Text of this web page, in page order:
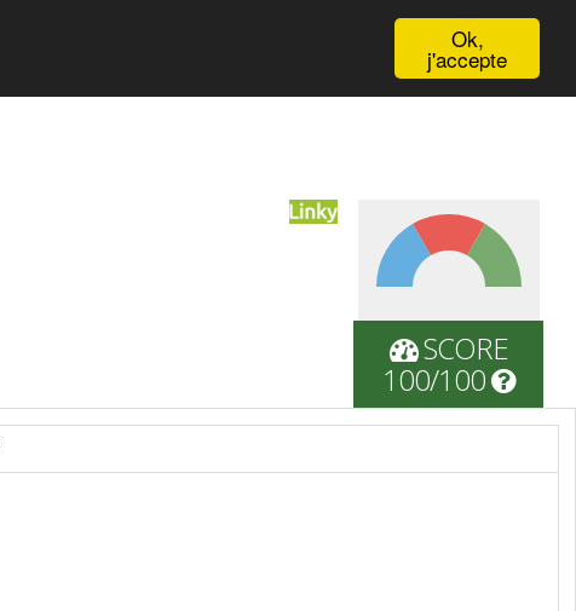
Ok,
j'accepte
SCORE
100/100